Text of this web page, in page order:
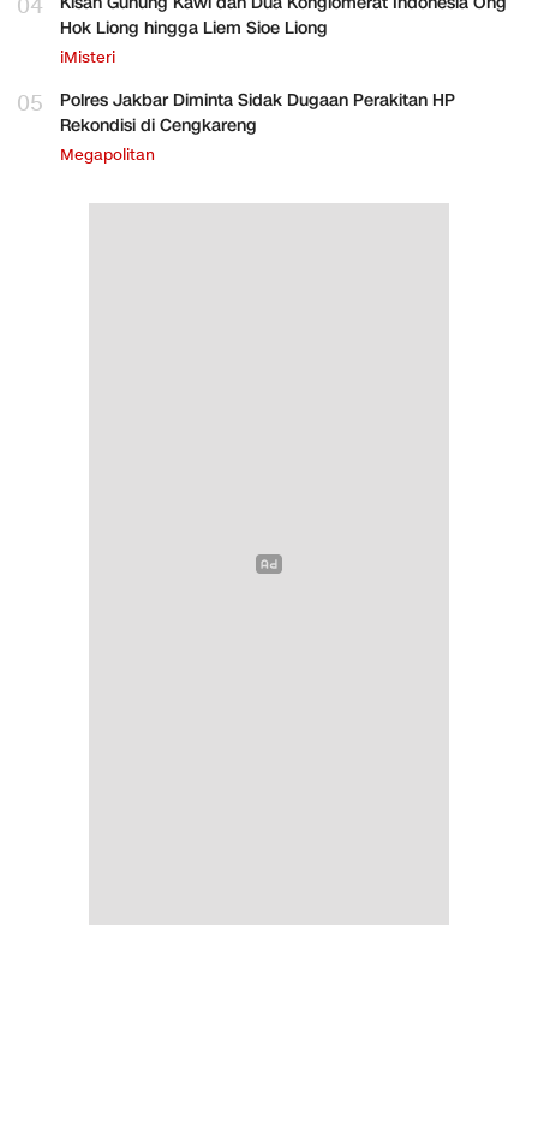
04
Hok Liong hingga Liem Sioe Liong
iMisteri
05
Polres Jakbar Diminta Sidak Dugaan Perakitan HP
Rekondisi di Cengkareng
Megapolitan